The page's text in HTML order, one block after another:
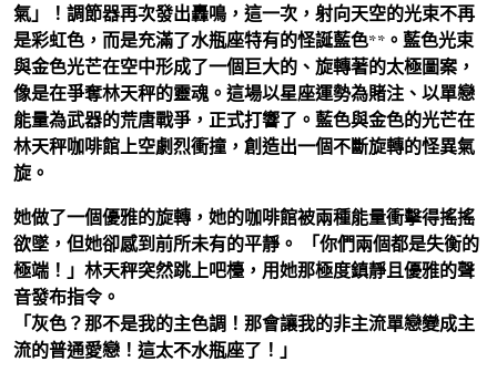
氣」！調節器再次發出轟鳴，這一次，射向天空的光束不再
是彩虹色，而是充滿了水瓶座特有的怪誕藍色**。藍色光束
與金色光芒在空中形成了一個巨大的、旋轉著的太極圖案，
像是在爭奪林天秤的靈魂。這場以星座運勢為賭注、以單戀
能量為武器的荒唐戰爭，正式打響了。藍色與金色的光芒在
林天秤咖啡館上空劇烈衝撞，創造出一個不斷旋轉的怪異氣
旋。
她做了一個優雅的旋轉，她的咖啡館被兩種能量衝擊得搖搖
欲墜，但她卻感到前所未有的平靜。 「你們兩個都是失衡的
極端！」林天秤突然跳上吧檯，用她那極度鎮靜且優雅的聲
音發布指令。
「灰色？那不是我的主色調！那會讓我的非主流單戀變成主
流的普通愛戀！這太不水瓶座了！」